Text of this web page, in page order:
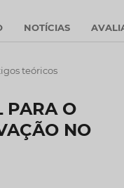
NOTÍCIAS
teóricos
PARA O
NO